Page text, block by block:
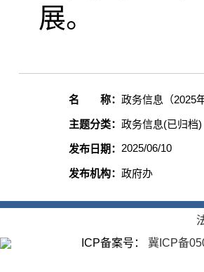
展。
名 称： 政务信息（2025
主题分类： 政务信息(已归档)
发布日期： 2025/06/10
发布机构： 政府办
ICP备案号：
冀ICP备